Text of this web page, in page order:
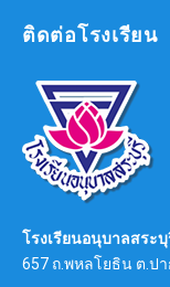
ติดต่อโรงเรียน
โรงเรียนอนุบาลสระ
657 ถ.พหลโยธิน ต.ปา